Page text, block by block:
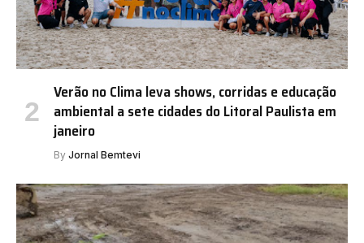
Verão no Clima leva shows, corridas e educação
ambiental a sete cidades do Litoral Paulista em
janeiro
By Jornal Bemtevi